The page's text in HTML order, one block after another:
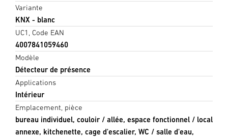
Variante
KNX - blanc
UC1, Code EAN
4007841059460
Modèle
Détecteur de présence
Applications
Intérieur
Emplacement, pièce
bureau individuel, couloir / allée, espace fonctionnel / local
annexe, kitchenette, cage d'escalier, WC / salle d'eau,